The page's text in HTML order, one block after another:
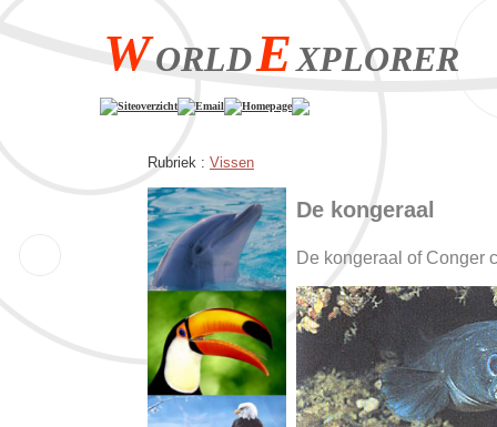
WORLDEXPLORER
Siteoverzicht Email Homepage
Rubriek : Vissen
De kongeraal
De kongeraal of Conger